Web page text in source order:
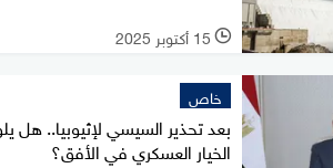
l 15 أكتوبر 2025
خاص
بعد تحذير السيسي لإثيوبيا.. هل
الخيار العسكري في الأفق؟